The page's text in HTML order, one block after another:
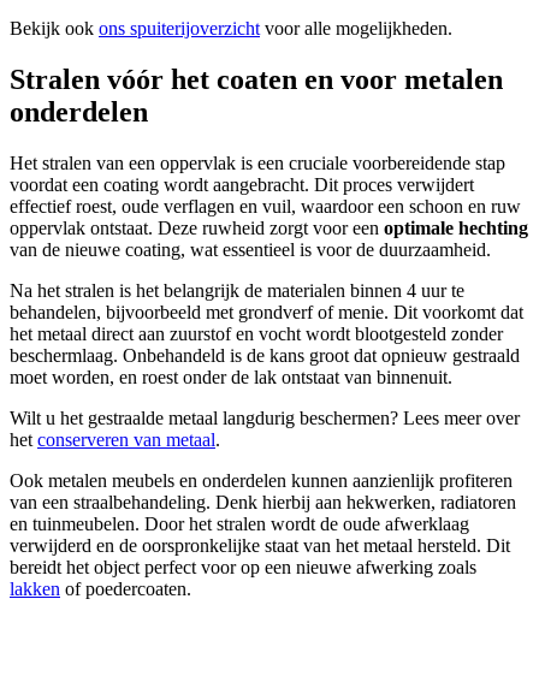
Bekijk ook ons spuiterijoverzichtvoor alle mogelijkheden.
Stralen vóór het coaten en voor metalen
onderdelen
Het stralen van een oppervlak is een cruciale voorbereidende stap
voordat een coating wordt aangebracht. Dit proces verwijdert
effectief roest, oude verflagen en vuil, waardoor een schoon en ruw
oppervlak ontstaat. Deze ruwheid zorgt voor een optimale hechting
van de nieuwe coating, wat essentieel is voor de duurzaamheid.
Na het stralen is het belangrijk de materialen binnen 4 uur te
behandelen, bijvoorbeeld met grondverf of menie. Dit voorkomt dat
het metaal direct aan zuurstof en vocht wordt blootgesteld zonder
beschermlaag. Onbehandeld is de kans groot dat opnieuw gestraald
moet worden, en roest onder de lak ontstaat van binnenuit.
Wilt u het gestraalde metaal langdurig beschermen? Lees meer over
het conserveren van metaal.
Ook metalen meubels en onderdelen kunnen aanzienlijk profiteren
van een straalbehandeling. Denk hierbij aan hekwerken, radiatoren
en tuinmeubelen. Door het stralen wordt de oude afwerklaag
verwijderd en de oorspronkelijke staat van het metaal hersteld. Dit
bereidt het object perfect voor op een nieuwe afwerking zoals
lakken of poedercoaten.